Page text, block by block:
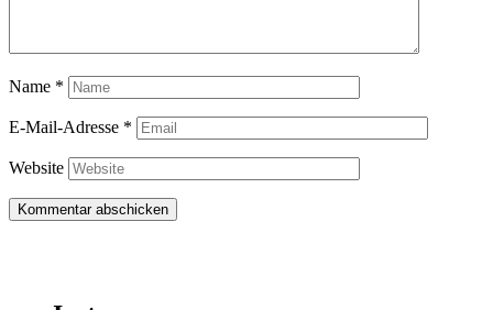
Name *
E-Mail-Adresse *
Website